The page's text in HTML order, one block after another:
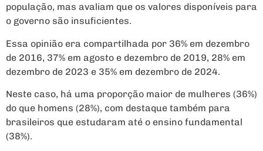
população, mas avaliam que os valores disponíveis para
o governo são insuficientes.
Essa opinião era compartilhada por 36% em dezembro
de 2016, 37% em agosto e dezembro de 2019, 28% em
dezembro de 2023 e 35% em dezembro de 2024.
Neste caso, há uma proporção maior de mulheres (36%)
do que homens (28%), com destaque também para
brasileiros que estudaram até o ensino fundamental
(38%).